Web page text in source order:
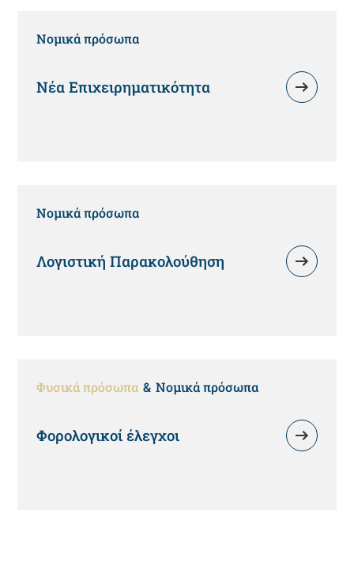
Νομικά πρόσωπα
Νέα Επιχειρηματικότητα
Νομικά πρόσωπα
Λογιστική Παρακολούθηση
Φυσικά πρόσωπα Νομικά πρόσωπα
Φορολογικοί έλεγχοι